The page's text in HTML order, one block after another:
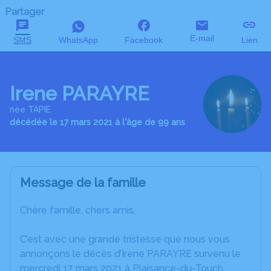
Partager
SMS WhatsApp Facebook E-mail Lien
Irene PARAYRE
née TAPIE
décédée le 17 mars 2021 à l'âge de 99 ans
Message de la famille
Chère famille, chers amis,
C’est avec une grande tristesse que nous vous
annonçons le décès d’Irene PARAYRE survenu le
mercredi 17 mars 2021 à Plaisance-du-Touch.